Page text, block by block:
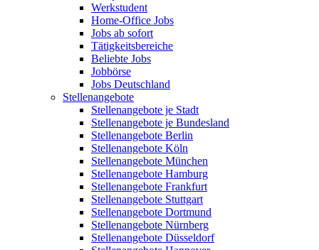
Werkstudent
Home-Office Jobs
Jobs ab sofort
Tätigkeitsbereiche
Beliebte Jobs
Jobbörse
Jobs Deutschland
Stellenangebote
Stellenangebote je Stadt
Stellenangebote je Bundesland
Stellenangebote Berlin
Stellenangebote Köln
Stellenangebote München
Stellenangebote Hamburg
Stellenangebote Frankfurt
Stellenangebote Stuttgart
Stellenangebote Dortmund
Stellenangebote Nürnberg
Stellenangebote Düsseldorf